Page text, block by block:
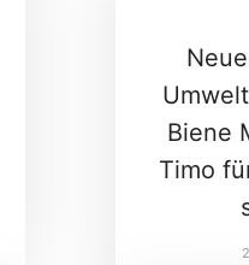
Biene
Timo